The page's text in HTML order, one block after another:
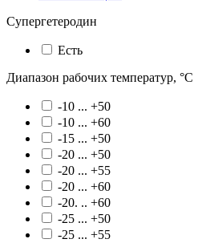
Супергетеродин
Есть
Диапазон рабочих температур, °С
-10 ... +50
-10 ... +60
-15 ... +50
-20 ... +50
-20 ... +55
-20 ... +60
-20. .. +60
-25 ... +50
-25 ... +55